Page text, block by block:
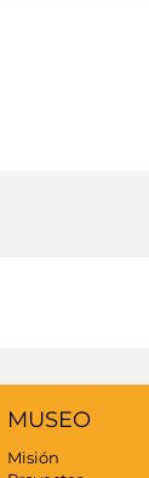
MUSEO
Misión